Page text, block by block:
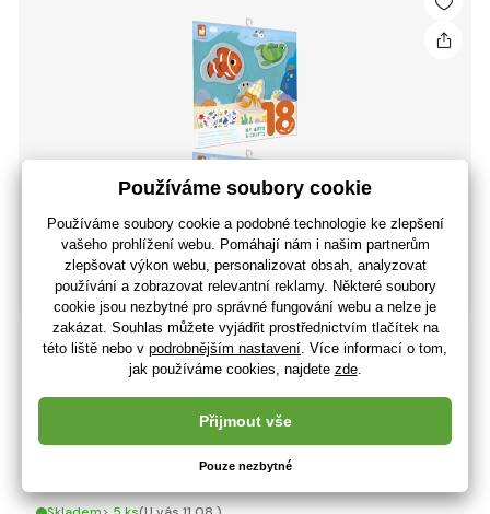
Janod My arts&crafts Mini Znovupoužitelné nálepky
Moře od 18 měsíců